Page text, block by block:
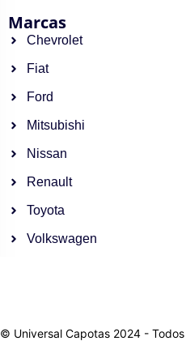
Marcas
Chevrolet
Fiat
Ford
Mitsubishi
Nissan
Renault
Toyota
Volkswagen
© Universal Capotas 2024 -